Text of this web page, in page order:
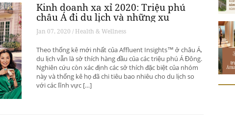
Kinh doanh xa xỉ 2020: Triệu phú
châu Á đi du lịch và những xu
hướng có thể thay đổi ngành du
lịch thượng lưu
Jan 07, 2020 / Health & Wellness
Theo thống kê mới nhất của Affluent Insights™ ở châu Á,
du lịch vẫn là sở thích hàng đầu của các triệu phú Á Đông.
Nghiên cứu còn xác định các sở thích đặc biệt của nhóm
này và thống kê họ đã chi tiêu bao nhiêu cho du lịch so
với các lĩnh vực […]